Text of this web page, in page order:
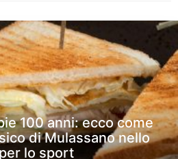
100 anni: ecco come
di Mulassano nello
lo sport